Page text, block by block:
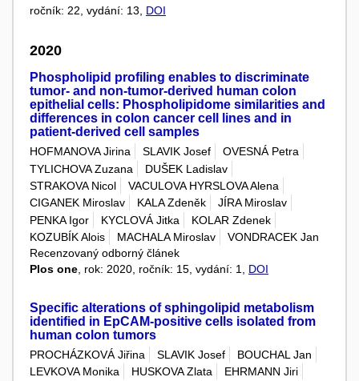
ročník: 22, vydání: 13, DOI
2020
Phospholipid profiling enables to discriminate
tumor- and non-tumor-derived human colon
epithelial cells: Phospholipidome similarities and
differences in colon cancer cell lines and in
patient-derived cell samples
HOFMANOVA Jirina SLAVIK Josef
OVESNÁ Petra
TYLICHOVA Zuzana
DUŠEK Ladislav
STRAKOVA Nicol
VACULOVA HYRSLOVA Alena
CIGANEK Miroslav
KALA Zdeněk
JÍRA Miroslav
PENKA Igor
KYCLOVÁ Jitka
KOLAR Zdenek
KOZUBÍK Alois
MACHALA Miroslav
VONDRACEK Jan
Recenzovaný odborný článek
Plos one , rok: 2020, ročník: 15, vydání: 1, DOI
Specific alterations of sphingolipid metabolism
identified in EpCAM-positive cells isolated from
human colon tumors
PROCHÁZKOVÁ Jiřina SLAVIK Josef
BOUCHAL Jan
LEVKOVA Monika
HUSKOVA Zlata
EHRMANN Jiri